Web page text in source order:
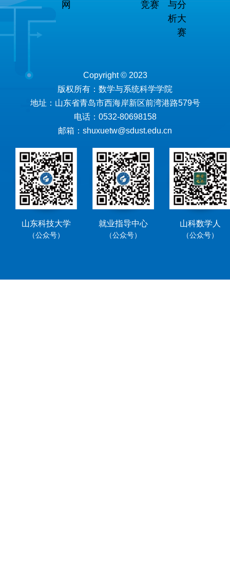
网
竞赛
与分
析大
赛
Copyright © 2023
版权所有：数学与系统科学学院
地址：山东省青岛市西海岸新区前湾港路579号
电话：0532-80698158
邮箱：shuxuetw@sdust.edu.cn
山东科技大学
（公众号）
就业指导中心
（公众号）
山科数学人
（公众号）